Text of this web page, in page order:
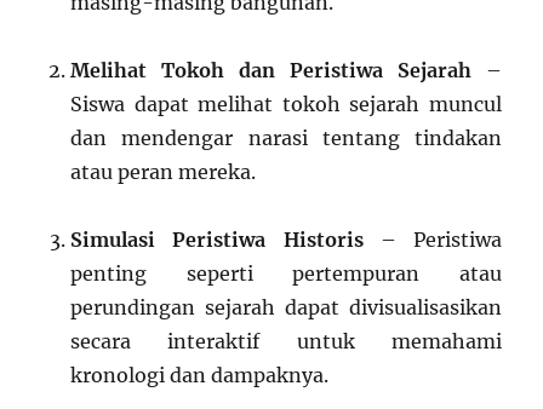
Melihat Tokoh dan Peristiwa Sejarah–
Siswa dapat melihat tokoh sejarah muncul
dan mendengar narasi tentang tindakan
atau peran mereka.
Simulasi Peristiwa Historis– Peristiwa
penting seperti pertempuran atau
perundingan sejarah dapat divisualisasikan
secara interaktif untuk memahami
kronologi dan dampaknya.